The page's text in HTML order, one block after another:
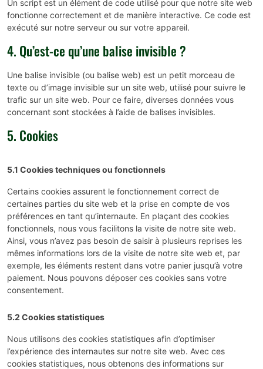
Un script est un élément de code utilisé pour que notre site web
fonctionne correctement et de manière interactive. Ce code est
exécuté sur notre serveur ou sur votre appareil.
4. Qu’est-ce qu’une balise invisible ?
Une balise invisible (ou balise web) est un petit morceau de
texte ou d’image invisible sur un site web, utilisé pour suivre le
trafic sur un site web. Pour ce faire, diverses données vous
concernant sont stockées à l’aide de balises invisibles.
5. Cookies
5.1 Cookies techniques ou fonctionnels
Certains cookies assurent le fonctionnement correct de
certaines parties du site web et la prise en compte de vos
préférences en tant qu’internaute. En plaçant des cookies
fonctionnels, nous vous facilitons la visite de notre site web.
Ainsi, vous n’avez pas besoin de saisir à plusieurs reprises les
mêmes informations lors de la visite de notre site web et, par
exemple, les éléments restent dans votre panier jusqu’à votre
paiement. Nous pouvons déposer ces cookies sans votre
consentement.
5.2 Cookies statistiques
Nous utilisons des cookies statistiques afin d’optimiser
l’expérience des internautes sur notre site web. Avec ces
cookies statistiques, nous obtenons des informations sur